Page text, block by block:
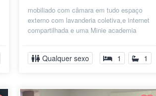
mobiliado com câmara em tudo espaço
externo com lavanderia coletiva,e internet
compartilhada e uma Minie academia
Qualquer sexo 1 1